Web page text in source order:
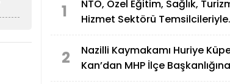
1
NTO, Özel Eğitim, Sağlık,
Hizmet Sektörü Temsilcileriyle
2
Nazilli Kaymakamı Huriye
Kan’dan MHP İlçe Başkanlığına